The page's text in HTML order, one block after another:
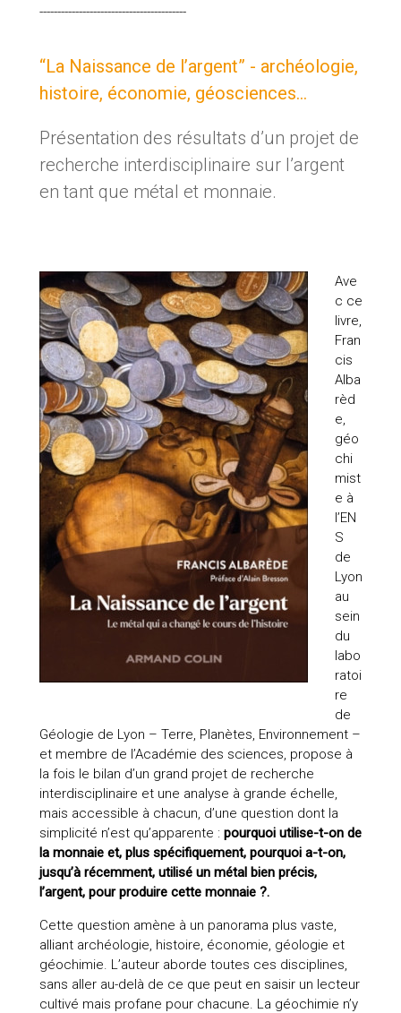
-----------------------------------------
“La Naissance de l’argent” - archéologie,
histoire, économie, géosciences…
Présentation des résultats d’un projet de
recherche interdisciplinaire sur l’argent
en tant que métal et monnaie.
Ave
c ce
livre,
Fran
cis
Alba
rèd
e,
géo
chi
mist
e à
l’EN
S
de
Lyon
au
sein
du
labo
ratoi
re
de
Géologie de Lyon – Terre, Planètes, Environnement –
et membre de l’Académie des sciences, propose à
la fois le bilan d’un grand projet de recherche
interdisciplinaire et une analyse à grande échelle,
mais accessible à chacun, d’une question dont la
simplicité n’est qu’apparente : pourquoi utilise-t-on de
la monnaie et, plus spécifiquement, pourquoi a-t-on,
jusqu’à récemment, utilisé un métal bien précis,
l’argent, pour produire cette monnaie ?.
Cette question amène à un panorama plus vaste,
alliant archéologie, histoire, économie, géologie et
géochimie. L’auteur aborde toutes ces disciplines,
sans aller au-delà de ce que peut en saisir un lecteur
cultivé mais profane pour chacune. La géochimie n’y